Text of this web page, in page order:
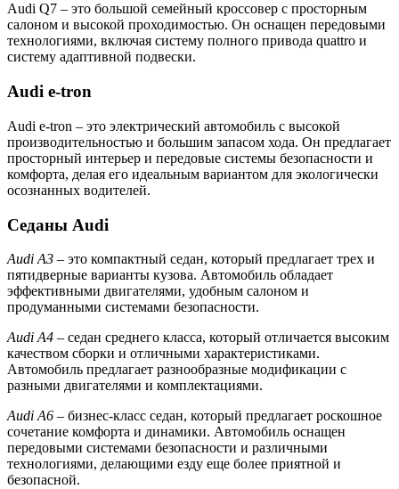
Audi Q7 – это большой семейный кроссовер с просторным
салоном и высокой проходимостью. Он оснащен передовыми
технологиями, включая систему полного привода quattro и
систему адаптивной подвески.
Audi e-tron
Audi e-tron – это электрический автомобиль с высокой
производительностью и большим запасом хода. Он предлагает
просторный интерьер и передовые системы безопасности и
комфорта, делая его идеальным вариантом для экологически
осознанных водителей.
Седаны Audi
Audi A3 – это компактный седан, который предлагает трех и
пятидверные варианты кузова. Автомобиль обладает
эффективными двигателями, удобным салоном и
продуманными системами безопасности.
Audi A4 – седан среднего класса, который отличается высоким
качеством сборки и отличными характеристиками.
Автомобиль предлагает разнообразные модификации с
разными двигателями и комплектациями.
Audi A6 – бизнес-класс седан, который предлагает роскошное
сочетание комфорта и динамики. Автомобиль оснащен
передовыми системами безопасности и различными
технологиями, делающими езду еще более приятной и
безопасной.